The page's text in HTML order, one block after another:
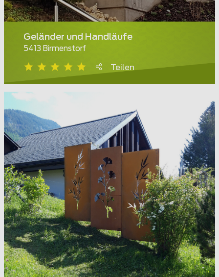
Geländer und Handläufe
5413 Birmenstorf
Teilen